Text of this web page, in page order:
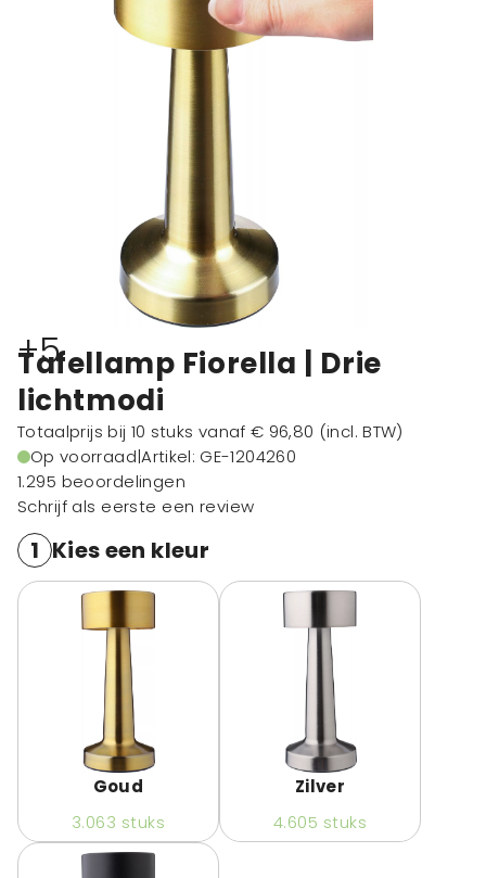
+5
Tafellamp Fiorella | Drie
lichtmodi
Totaalprijs bij 10 stuks vanaf € 96,80 (incl. BTW)
Op voorraad|Artikel: GE-1204260
1.295 beoordelingen
Schrijf als eerste een review
1 Kies een kleur
Goud
3.063 stuks
Zilver
4.605 stuks